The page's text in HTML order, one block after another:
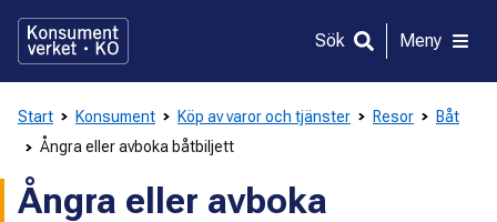
direkt
innehållet
Sök Meny
Start Konsument Köp av varor och tjänster Resor
Båt
Ångra eller avboka båtbiljett
Ångra eller avboka